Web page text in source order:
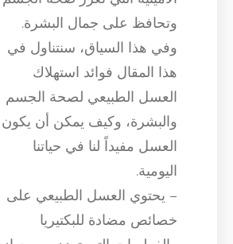
وتحافظ على جمال البشرة.
وفي هذا السياق، سنتناول في
هذا المقال فوائد استهلاك
العسل الطبيعي لصحة الجسم
والبشرة، وكيف يمكن أن يكون
العسل مفيداً لنا في حياتنا
اليومية.
– يحتوي العسل الطبيعي على
خصائص مضادة للبكتيريا